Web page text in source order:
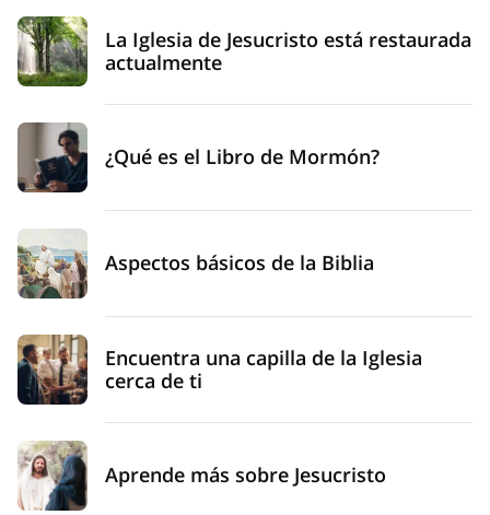
La Iglesia de Jesucristo está restaurada
actualmente
¿Qué es el Libro de Mormón?
Aspectos básicos de la Biblia
Encuentra una capilla de la Iglesia
cerca de ti
Aprende más sobre Jesucristo